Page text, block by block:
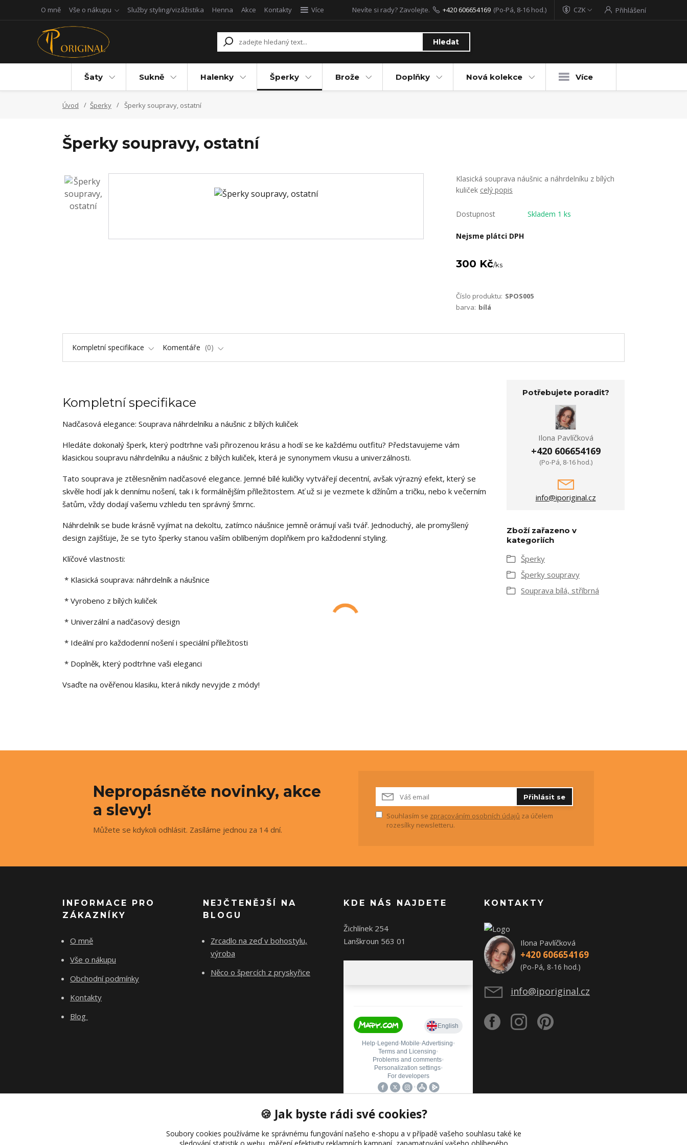
O mně Vše o nákupu Služby styling/vizážistika Henna Akce Kontakty Více CZK Přihlášení
Hledat
Nevíte si rady? Zavolejte. +420 606654169 (Po-Pá, 8-16 hod.)
Šaty Sukně Halenky Šperky Brože Doplňky Nová kolekce Více
Úvod Šperky Šperky soupravy, ostatní
Šperky soupravy, ostatní
Klasická souprava náušnic a náhrdelníku z bílých
kuliček celý popis
Dostupnost Skladem 1 ks
Nejsme plátci DPH
300 Kč/ks
Číslo produktu: SPOS005
barva: bílá
Kompletní specifikace Komentáře 0
Kompletní specifikace
Nadčasová elegance: Souprava náhrdelníku a náušnic z bílých kuliček
Hledáte dokonalý šperk, který podtrhne vaši přirozenou krásu a hodí se ke každému outfitu? Představujeme vám
klasickou soupravu náhrdelníku a náušnic z bílých kuliček, která je synonymem vkusu a univerzálnosti.
Tato souprava je ztělesněním nadčasové elegance. Jemné bílé kuličky vytvářejí decentní, avšak výrazný efekt, který se
skvěle hodí jak k dennímu nošení, tak i k formálnějším příležitostem. Ať už si je vezmete k džínům a tričku, nebo k večerním
šatům, vždy dodají vašemu vzhledu ten správný šmrnc.
Náhrdelník se bude krásně vyjímat na dekoltu, zatímco náušnice jemně orámují vaši tvář. Jednoduchý, ale promyšlený
design zajišťuje, že se tyto šperky stanou vaším oblíbeným doplňkem pro každodenní styling.
Klíčové vlastnosti:
* Klasická souprava: náhrdelník a náušnice
* Vyrobeno z bílých kuliček
* Univerzální a nadčasový design
* Ideální pro každodenní nošení i speciální příležitosti
* Doplněk, který podtrhne vaši eleganci
Vsaďte na ověřenou klasiku, která nikdy nevyjde z módy!
Potřebujete poradit?
Ilona Pavlíčková
+420 606654169
(Po-Pá, 8-16 hod.)
info@iporiginal.cz
Zboží zařazeno v
kategoriích
Šperky
Šperky soupravy
Souprava bílá, stříbrná
Nepropásněte novinky, akce
a slevy!
Můžete se kdykoli odhlásit. Zasíláme jednou za 14 dní.
Přihlásit se
Souhlasím se zpracováním osobních údajů za účelem
rozesílky newsletteru.
INFORMACE PRO
ZÁKAZNÍKY
O mně
Vše o nákupu
Obchodní podmínky
Kontakty
Blog
NEJČTENĚJŠÍ NA
BLOGU
Zrcadlo na zeď v bohostylu,
výroba
Něco o špercích z pryskyřice
KDE NÁS NAJDETE
Žichlínek 254
Lanškroun 563 01
KONTAKTY
Ilona Pavlíčková
+420 606654169
(Po-Pá, 8-16 hod.)
info@iporiginal.cz
🍪 Jak byste rádi své cookies?
Soubory cookies používáme ke správnému fungování našeho e-shopu a v případě vašeho souhlasu také ke